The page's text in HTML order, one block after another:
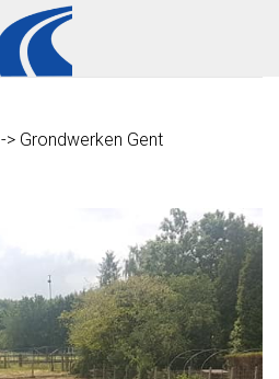
-> Grondwerken Gent